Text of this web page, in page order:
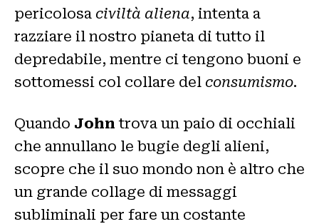
pericolosa civiltà aliena, intenta a
razziare il nostro pianeta di tutto il
depredabile, mentre ci tengono buoni e
sottomessi col collare del consumismo.
Quando John trova un paio di occhiali
che annullano le bugie degli alieni,
scopre che il suo mondo non è altro che
un grande collage di messaggi
subliminali per fare un costante